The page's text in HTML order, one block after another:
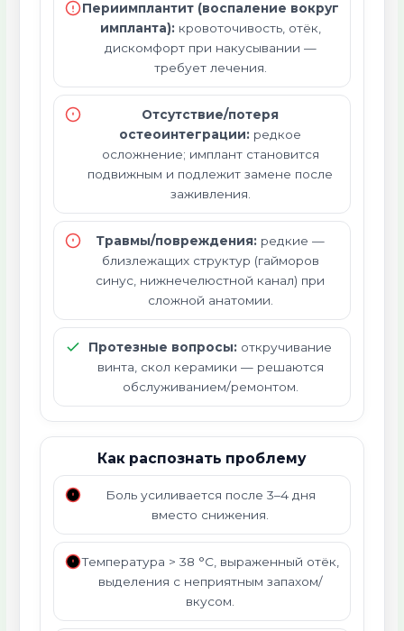
Периимплантит (воспаление вокруг
импланта): кровоточивость, отёк,
дискомфорт при накусывании —
требует лечения.
Отсутствие/потеря
остеоинтеграции: редкое
осложнение; имплант становится
подвижным и подлежит замене после
заживления.
Травмы/повреждения: редкие —
близлежащих структур (гайморов
синус, нижнечелюстной канал) при
сложной анатомии.
Протезные вопросы: откручивание
винта, скол керамики — решаются
обслуживанием/ремонтом.
Как распознать проблему
Боль усиливается после 3–4 дня
вместо снижения.
Температура > 38 °C, выраженный отёк,
выделения с неприятным запахом/
вкусом.